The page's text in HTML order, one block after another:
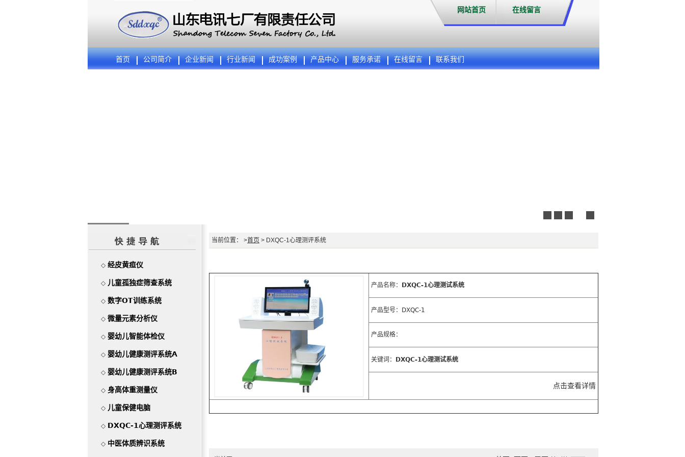
网站首页 在线留言
首页 公司简介 企业新闻 行业新闻 成功案例 产品中心 服务承诺 在线留言 联系我们
◇ 经皮黄疸仪
◇ 儿童孤独症筛查系统
◇ 数字OT训练系统
◇ 微量元素分析仪
◇ 婴幼儿智能体检仪
◇ 婴幼儿健康测评系统A
◇ 婴幼儿健康测评系统B
◇ 身高体重测量仪
◇ 儿童保健电脑
◇ DXQC-1心理测评系统
◇ 中医体质辨识系统
当前位置： >首页 > DXQC-1心理测评系统
产品名称： DXQC-1心理测试系统
产品型号：DXQC-1
产品规格：
关键词： DXQC-1心理测试系统
点击查看详情